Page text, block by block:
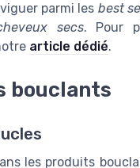
parmi les best
secs. Pour
article dédié.
bouclants
les produits